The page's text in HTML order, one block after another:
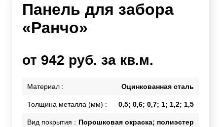
Панель для забора
«Ранчо»
от 942 руб. за кв.м.
Материал : Оцинкованная сталь
Толщина металла (мм) : 0,5; 0,6; 0,7; 1; 1,2; 1,5
Вид покрытия : Порошковая окраска; полиэстер